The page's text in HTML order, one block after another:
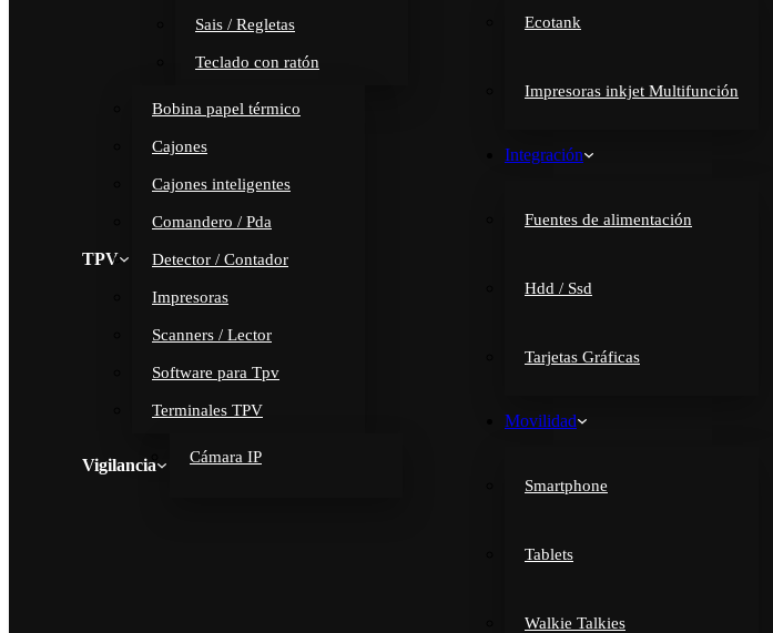
Sais / Regletas
Teclado con ratón
TPV
Bobina papel térmico
Cajones
Cajones inteligentes
Comandero / Pda
Detector / Contador
Impresoras
Scanners / Lector
Software para Tpv
Terminales TPV
Vigilancia Cámara IP
Ecotank
Impresoras inkjet Multifunción
Integración
Fuentes de alimentación
Hdd / Ssd
Tarjetas Gráficas
Movilidad
Smartphone
Tablets
Walkie Talkies